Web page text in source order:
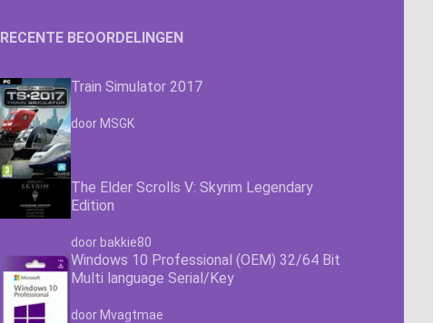
RECENTE BEOORDELINGEN
Train Simulator 2017
Waardering
door MSGK
The Elder Scrolls V: Skyrim Legendary
Edition
Waardering4.63
door bakkie80
Windows 10 Professional (OEM) 32/64 Bit
Multi language Serial/Key
Waardering4.63
door Mvagtmae